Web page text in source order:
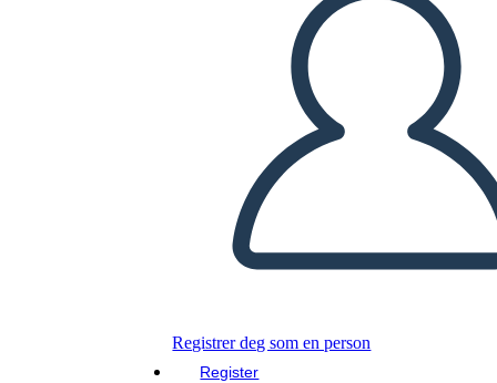
Registrer deg som en person
Register
SPILLE AV LYSBILDEFREMVISNING
LES FOR MEG